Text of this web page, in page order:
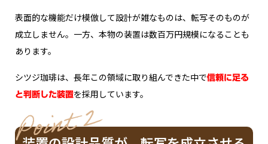
表面的な機能だけ模倣して設計が雑なものは、転写そのものが
成立しません。一方、本物の装置は数百万円規模になることも
あります。
シツジ珈琲は、長年この領域に取り組んできた中で信頼に足る
と判断した装置を採用しています。
oint 2